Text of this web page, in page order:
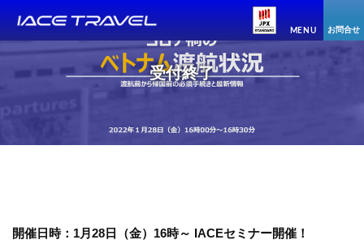
MENU お問合せ
受付終了
開催日時：1月28日（金）16時～ IACEセミナー開催！